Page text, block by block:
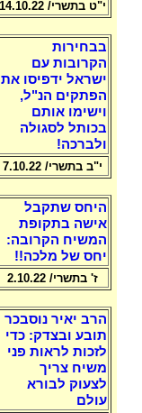
י"ט בתשרי/ 14.10.22
בבחירות
הקרובות עם
ישראל ידפיסו את
הפתקים הנ"ל,
וישימו אותם
בכותל לסגולה
ולברכה!
י"ב בתשרי/ 7.10.22
היחס שתקבל
אישה בתקופת
המשיח הקרובה:
יחס של מלכה!!
ז' בתשרי/ 2.10.22
הרב יאיר נוסבכר
תובע ובצדק: כדי
לזכות לראות פני
משיח צריך
לצעוק לבורא
עולם